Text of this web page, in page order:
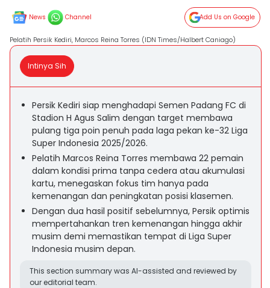
News Channel Add Us on Google
Pelatih Persik Kediri, Marcos Reina Torres (IDN Times/Halbert Caniago)
Intinya Sih
Persik Kediri siap menghadapi Semen Padang FC di
Stadion H Agus Salim dengan target membawa
pulang tiga poin penuh pada laga pekan ke-32 Liga
Super Indonesia 2025/2026.
Pelatih Marcos Reina Torres membawa 22 pemain
dalam kondisi prima tanpa cedera atau akumulasi
kartu, menegaskan fokus tim hanya pada
kemenangan dan peningkatan posisi klasemen.
Dengan dua hasil positif sebelumnya, Persik optimis
mempertahankan tren kemenangan hingga akhir
musim demi memastikan tempat di Liga Super
Indonesia musim depan.
This section summary was AI-assisted and reviewed by
our editorial team.